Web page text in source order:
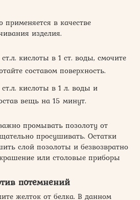
применяется в качестве
изделия.
кислоты в 1 ст. воды, смочите
составом поверхность.
кислоты в 1 л. воды и
вещь на 15 минут.
промывать позолоту от
просушивать. Остатки
слой позолоты и безвозвратно
или столовые приборы
потемнений
желток от белка. В данном